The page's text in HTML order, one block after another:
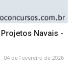
Projetos Navais -
04 de Fevereiro de 2026